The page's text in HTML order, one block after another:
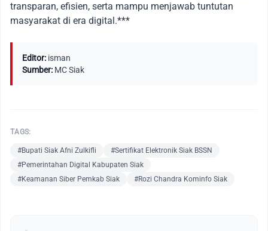
transparan, efisien, serta mampu menjawab tuntutan
masyarakat di era digital.***
Editor: isman
Sumber: MC Siak
TAGS:
#Bupati Siak Afni Zulkifli
#Sertifikat Elektronik Siak BSSN
#Pemerintahan Digital Kabupaten Siak
#Keamanan Siber Pemkab Siak
#Rozi Chandra Kominfo Siak